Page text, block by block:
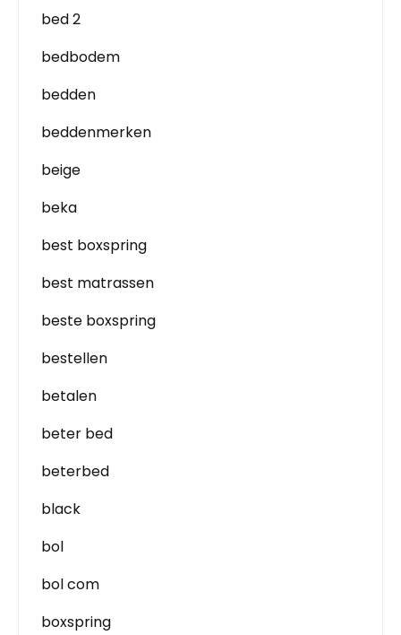
bed 2
bedbodem
bedden
beddenmerken
beige
beka
best boxspring
best matrassen
beste boxspring
bestellen
betalen
beter bed
beterbed
black
bol
bol com
boxspring